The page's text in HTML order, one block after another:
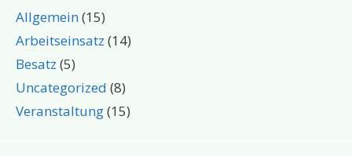
Allgemein(15)
Arbeitseinsatz (14)
Besatz (5)
Uncategorized (8)
Veranstaltung(15)